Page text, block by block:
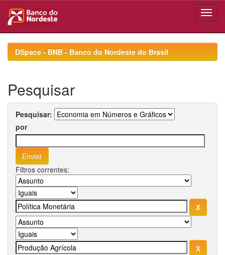
navigationDSpace - BNB - Banco do Nordeste do Brasil
Pesquisar
Pesquisar:
por
Filtros correntes: